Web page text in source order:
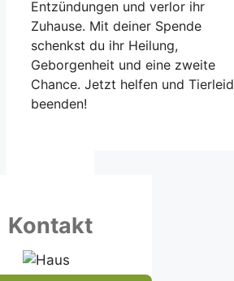
Entzündungen und verlor ihr
Zuhause. Mit deiner Spende
schenkst du ihr Heilung,
Geborgenheit und eine zweite
Chance. Jetzt helfen und Tierleid
beenden!
Kontakt